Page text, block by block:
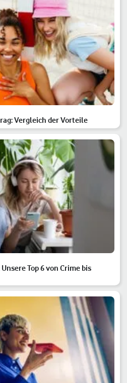
Vergleich der Vorteile
Top 6 von Crime bis